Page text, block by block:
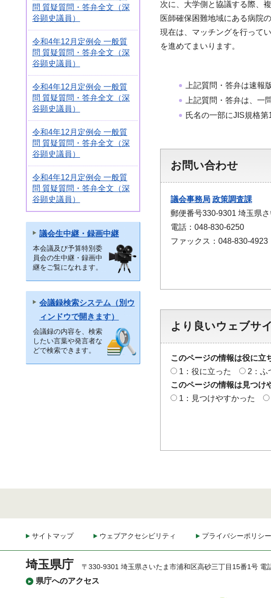
問 質疑質問・答弁全文（深
谷顕史議員）
令和4年12月定例会 一般質
問 質疑質問・答弁全文（深
谷顕史議員）
令和4年12月定例会 一般質
問 質疑質問・答弁全文（深
谷顕史議員）
令和4年12月定例会 一般質
問 質疑質問・答弁全文（深
谷顕史議員）
令和4年12月定例会 一般質
問 質疑質問・答弁全文（深
谷顕史議員）
議会生中継・録画中継
本会議及び予算特別委
員会の生中継・録画中
継をご覧になれます。
会議録検索システム（別ウ
ィンドウで開きます）
会議録の内容を、検索
したい言葉や発言者な
どで検索できます。
次に、大学側と協議する際、
医師確保困難地域にある病院
現在は、マッチングを行って
を進めてまいります。
上記質問・答弁は速報
上記質問・答弁は、一
氏名の一部にJIS規格
お問い合わせ
議会事務局 政策調査課
郵便番号330-9301 埼玉県
電話：048-830-6250
ファックス：048-830-4923
より良いウェブサ
このページの情報は役に立
1：役に立った
2：ふ
このページの情報は見つけ
1：見つけやすかった
サイトマップ ウェブアクセシビリティ プライバシーポリシ
埼玉県庁
県庁へのアクセス
〒330-9301 埼玉県さいたま市浦和区高砂三丁目15番1号 電